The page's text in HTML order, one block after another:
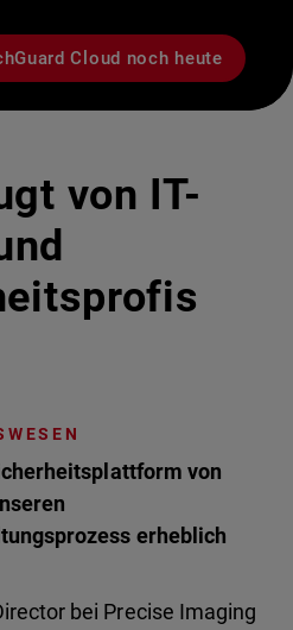
Cloud noch heute
von IT-
von
erheblich
bei Precise Imaging